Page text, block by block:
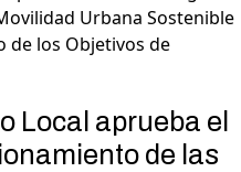
Urbana Sostenible
de los Objetivos de
Local aprueba el
de las